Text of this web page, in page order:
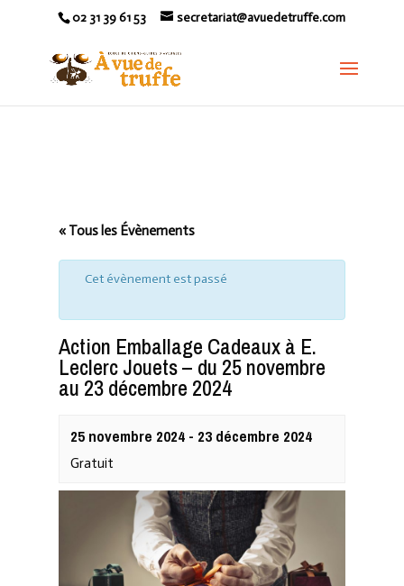
02 31 39 61 53 secretariat@avuedetruffe.com
« Tous les Évènements
Cet évènement est passé
Action Emballage Cadeaux à E.
Leclerc Jouets – du 25 novembre
au 23 décembre 2024
25 novembre 2024- 23 décembre 2024
Gratuit